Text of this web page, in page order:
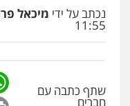
פלילי
קטינים
עו"ד
משפט
וחקירות
נכתב על ידי מיכאל
11:55
שתף כתבה עם
חברים